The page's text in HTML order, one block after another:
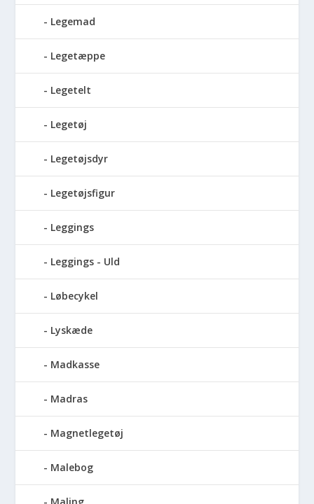
Legemad
Legetæppe
Legetelt
Legetøj
Legetøjsdyr
Legetøjsfigur
Leggings
Leggings - Uld
Løbecykel
Lyskæde
Madkasse
Madras
Magnetlegetøj
Malebog
Maling